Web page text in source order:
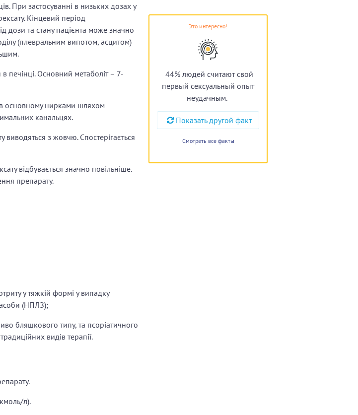
При застосуванні в низьких дозах у
Кінцевий період
дози та стану пацієнта може значно
(плевральним випотом, асцитом)
печінці. Основний метаболіт – 7-
в основному нирками шляхом
канальцях.
виводяться з жовчю. Спостерігається
відбувається значно повільніше.
препарату.
у тяжкій формі у випадку
(НПЛЗ);
бляшкового типу, та псоріатичного
видів терапії.
л).
Это интересно!
44% людей считают свой
первый сексуальный опыт
неудачным.
Показать другой факт
Смотреть все факты